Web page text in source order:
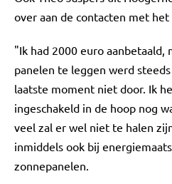
over aan de contacten met
"Ik had 2000 euro aanbetaald,
panelen te leggen werd
laatste moment niet door. Ik
ingeschakeld in de hoop nog
veel zal er wel niet te halen
inmiddels ook bij
zonnepanelen.